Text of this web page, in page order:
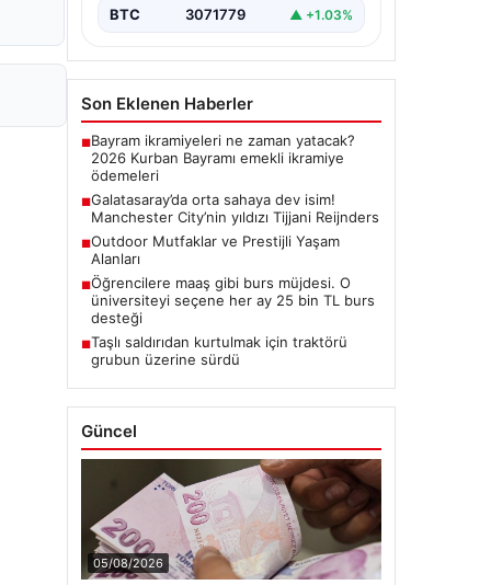
BTC 3071779 ▲ +1.03%
Son Eklenen Haberler
■Bayram ikramiyeleri ne zaman yatacak?
2026 Kurban Bayramı emekli ikramiye
ödemeleri
■Galatasaray’da orta sahaya dev isim!
Manchester City’nin yıldızı Tijjani Reijnders
■Outdoor Mutfaklar ve Prestijli Yaşam
Alanları
■Öğrencilere maaş gibi burs müjdesi. O
üniversiteyi seçene her ay 25 bin TL burs
desteği
■Taşlı saldırıdan kurtulmak için traktörü
grubun üzerine sürdü
Güncel
05/08/2026